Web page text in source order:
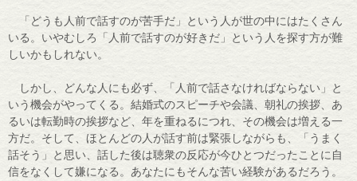
「どうも人前で話すのが苦手だ」という人が世の中にはたくさん
いる。いやむしろ「人前で話すのが好きだ」という人を探す方が難
しいかもしれない。
しかし、どんな人にも必ず、「人前で話さなければならない」と
いう機会がやってくる。結婚式のスピーチや会議、朝礼の挨拶、あ
るいは転勤時の挨拶など、年を重ねるにつれ、その機会は増える一
方だ。そして、ほとんどの人が話す前は緊張しながらも、「うまく
話そう」と思い、話した後は聴衆の反応が今ひとつだったことに自
信をなくして嫌になる。あなたにもそんな苦い経験があるだろう。